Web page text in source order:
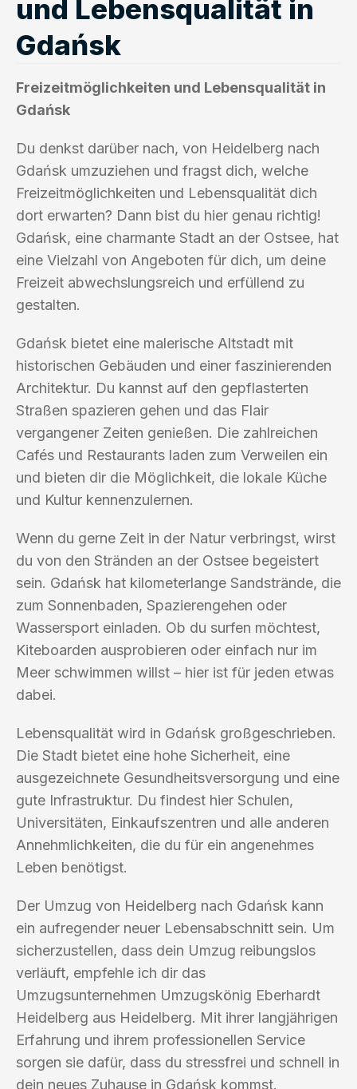
und Lebensqualität in
Gdańsk
Freizeitmöglichkeiten und Lebensqualität in
Gdańsk
Du denkst darüber nach, von Heidelberg nach
Gdańsk umzuziehen und fragst dich, welche
Freizeitmöglichkeiten und Lebensqualität dich
dort erwarten? Dann bist du hier genau richtig!
Gdańsk, eine charmante Stadt an der Ostsee, hat
eine Vielzahl von Angeboten für dich, um deine
Freizeit abwechslungsreich und erfüllend zu
gestalten.
Gdańsk bietet eine malerische Altstadt mit
historischen Gebäuden und einer faszinierenden
Architektur. Du kannst auf den gepflasterten
Straßen spazieren gehen und das Flair
vergangener Zeiten genießen. Die zahlreichen
Cafés und Restaurants laden zum Verweilen ein
und bieten dir die Möglichkeit, die lokale Küche
und Kultur kennenzulernen.
Wenn du gerne Zeit in der Natur verbringst, wirst
du von den Stränden an der Ostsee begeistert
sein. Gdańsk hat kilometerlange Sandstrände, die
zum Sonnenbaden, Spazierengehen oder
Wassersport einladen. Ob du surfen möchtest,
Kiteboarden ausprobieren oder einfach nur im
Meer schwimmen willst – hier ist für jeden etwas
dabei.
Lebensqualität wird in Gdańsk großgeschrieben.
Die Stadt bietet eine hohe Sicherheit, eine
ausgezeichnete Gesundheitsversorgung und eine
gute Infrastruktur. Du findest hier Schulen,
Universitäten, Einkaufszentren und alle anderen
Annehmlichkeiten, die du für ein angenehmes
Leben benötigst.
Der Umzug von Heidelberg nach Gdańsk kann
ein aufregender neuer Lebensabschnitt sein. Um
sicherzustellen, dass dein Umzug reibungslos
verläuft, empfehle ich dir das
Umzugsunternehmen Umzugskönig Eberhardt
Heidelberg aus Heidelberg. Mit ihrer langjährigen
Erfahrung und ihrem professionellen Service
sorgen sie dafür, dass du stressfrei und schnell in
dein neues Zuhause in Gdańsk kommst.